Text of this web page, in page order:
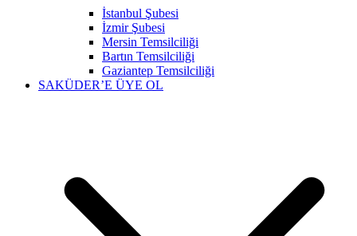
İstanbul Şubesi
İzmir Şubesi
Mersin Temsilciliği
Bartın Temsilciliği
Gaziantep Temsilciliği
SAKÜDER’E ÜYE OL